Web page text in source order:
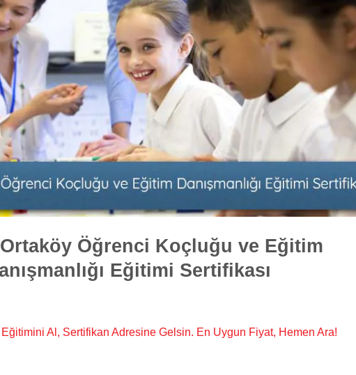
Öğrenci Koçluğu ve Eğitim
Eğitimi Sertifikası
Eğitimini Al, Sertifikan Adresine Gelsin. En Uygun Fiyat, Hemen Ara!